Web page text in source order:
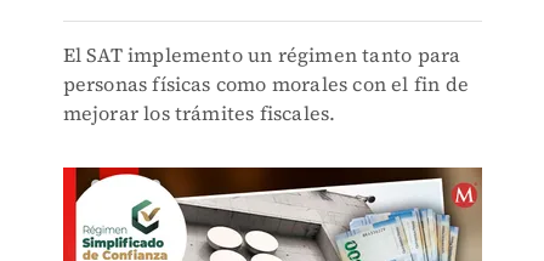
El SAT implemento un régimen tanto para
personas físicas como morales con el fin de
mejorar los trámites fiscales.